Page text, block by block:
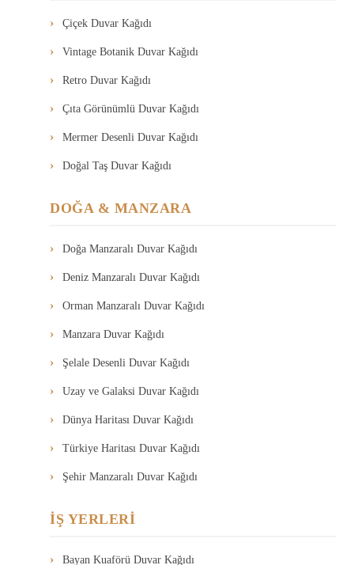
Çiçek Duvar Kağıdı
Vintage Botanik Duvar Kağıdı
Retro Duvar Kağıdı
Çıta Görünümlü Duvar Kağıdı
Mermer Desenli Duvar Kağıdı
Doğal Taş Duvar Kağıdı
DOĞA & MANZARA
Doğa Manzaralı Duvar Kağıdı
Deniz Manzaralı Duvar Kağıdı
Orman Manzaralı Duvar Kağıdı
Manzara Duvar Kağıdı
Şelale Desenli Duvar Kağıdı
Uzay ve Galaksi Duvar Kağıdı
Dünya Haritası Duvar Kağıdı
Türkiye Haritası Duvar Kağıdı
Şehir Manzaralı Duvar Kağıdı
İŞ YERLERİ
Bayan Kuaförü Duvar Kağıdı